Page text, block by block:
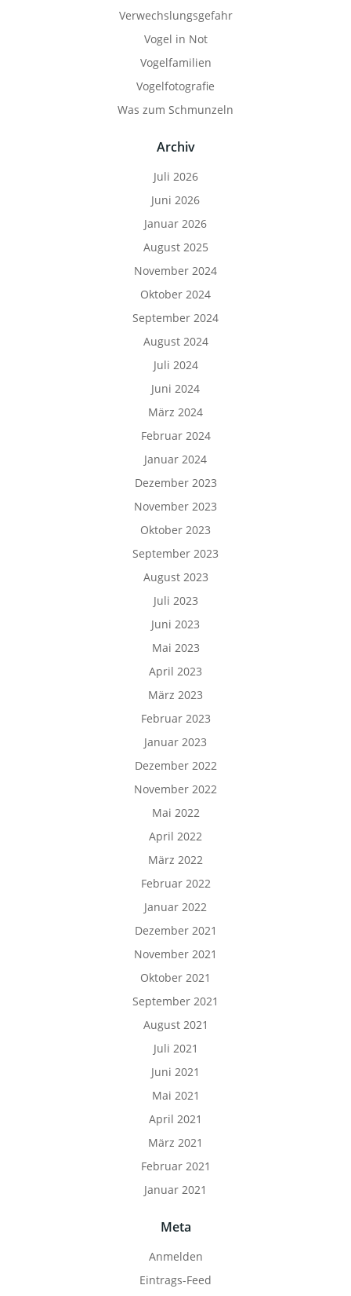
Verwechslungsgefahr
Vogel in Not
Vogelfamilien
Vogelfotografie
Was zum Schmunzeln
Archiv
Juli 2026
Juni 2026
Januar 2026
August 2025
November 2024
Oktober 2024
September 2024
August 2024
Juli 2024
Juni 2024
März 2024
Februar 2024
Januar 2024
Dezember 2023
November 2023
Oktober 2023
September 2023
August 2023
Juli 2023
Juni 2023
Mai 2023
April 2023
März 2023
Februar 2023
Januar 2023
Dezember 2022
November 2022
Mai 2022
April 2022
März 2022
Februar 2022
Januar 2022
Dezember 2021
November 2021
Oktober 2021
September 2021
August 2021
Juli 2021
Juni 2021
Mai 2021
April 2021
März 2021
Februar 2021
Januar 2021
Meta
Anmelden
Eintrags-Feed